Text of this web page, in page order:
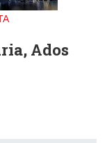
Ados